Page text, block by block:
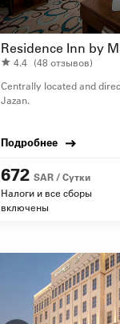
Residence Inn by
4.4 (48 отзывов)
Centrally located and
Jazan.
Подробнее
672 SAR / Сутки
Налоги и все сборы
включены